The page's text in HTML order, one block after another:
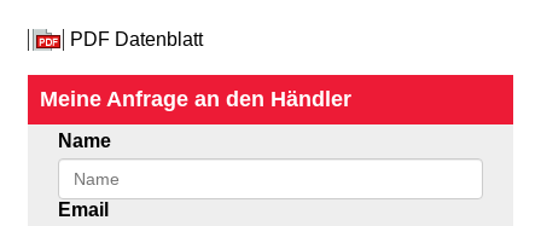
PDF Datenblatt
Meine Anfrage an den Händler
Name
Email